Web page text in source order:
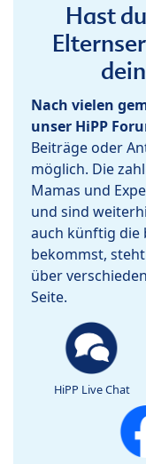
Hast
Nach vielen
unser HiPP
Beiträge oder
möglich. Die
Mamas und
und sind
auch künftig die
bekommst,
über
Seite.
HiPP Live Chat